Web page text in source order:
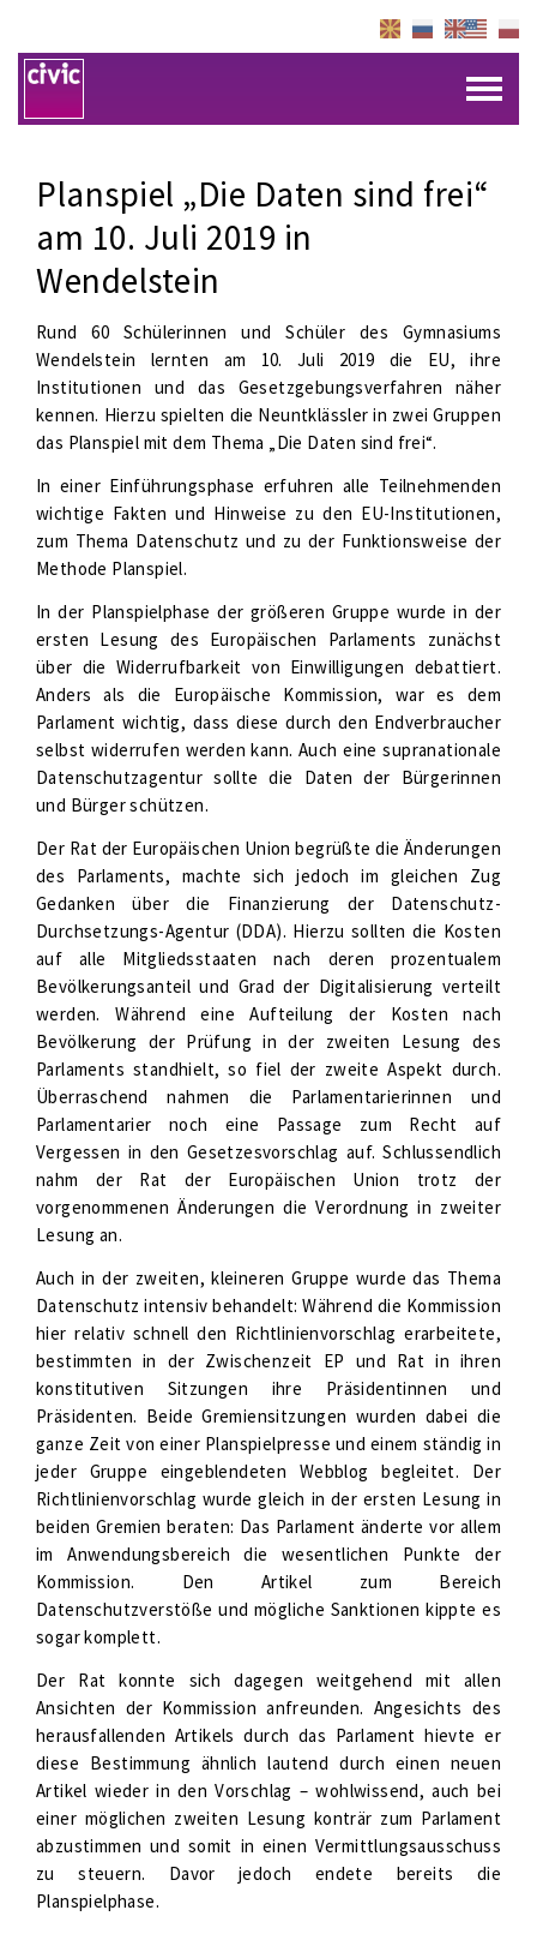
Planspiel „Die Daten sind frei“
am 10. Juli 2019 in
Wendelstein
Rund 60 Schülerinnen und Schüler des Gymnasiums
Wendelstein lernten am 10. Juli 2019 die EU, ihre
Institutionen und das Gesetzgebungsverfahren näher
kennen. Hierzu spielten die Neuntklässler in zwei Gruppen
das Planspiel mit dem Thema „Die Daten sind frei“.
In einer Einführungsphase erfuhren alle Teilnehmenden
wichtige Fakten und Hinweise zu den EU-Institutionen,
zum Thema Datenschutz und zu der Funktionsweise der
Methode Planspiel.
In der Planspielphase der größeren Gruppe wurde in der
ersten Lesung des Europäischen Parlaments zunächst
über die Widerrufbarkeit von Einwilligungen debattiert.
Anders als die Europäische Kommission, war es dem
Parlament wichtig, dass diese durch den Endverbraucher
selbst widerrufen werden kann. Auch eine supranationale
Datenschutzagentur sollte die Daten der Bürgerinnen
und Bürger schützen.
Der Rat der Europäischen Union begrüßte die Änderungen
des Parlaments, machte sich jedoch im gleichen Zug
Gedanken über die Finanzierung der Datenschutz-
Durchsetzungs-Agentur (DDA). Hierzu sollten die Kosten
auf alle Mitgliedsstaaten nach deren prozentualem
Bevölkerungsanteil und Grad der Digitalisierung verteilt
werden. Während eine Aufteilung der Kosten nach
Bevölkerung der Prüfung in der zweiten Lesung des
Parlaments standhielt, so fiel der zweite Aspekt durch.
Überraschend nahmen die Parlamentarierinnen und
Parlamentarier noch eine Passage zum Recht auf
Vergessen in den Gesetzesvorschlag auf. Schlussendlich
nahm der Rat der Europäischen Union trotz der
vorgenommenen Änderungen die Verordnung in zweiter
Lesung an.
Auch in der zweiten, kleineren Gruppe wurde das Thema
Datenschutz intensiv behandelt: Während die Kommission
hier relativ schnell den Richtlinienvorschlag erarbeitete,
bestimmten in der Zwischenzeit EP und Rat in ihren
konstitutiven Sitzungen ihre Präsidentinnen und
Präsidenten. Beide Gremiensitzungen wurden dabei die
ganze Zeit von einer Planspielpresse und einem ständig in
jeder Gruppe eingeblendeten Webblog begleitet. Der
Richtlinienvorschlag wurde gleich in der ersten Lesung in
beiden Gremien beraten: Das Parlament änderte vor allem
im Anwendungsbereich die wesentlichen Punkte der
Kommission. Den Artikel zum Bereich
Datenschutzverstöße und mögliche Sanktionen kippte es
sogar komplett.
Der Rat konnte sich dagegen weitgehend mit allen
Ansichten der Kommission anfreunden. Angesichts des
herausfallenden Artikels durch das Parlament hievte er
diese Bestimmung ähnlich lautend durch einen neuen
Artikel wieder in den Vorschlag – wohlwissend, auch bei
einer möglichen zweiten Lesung konträr zum Parlament
abzustimmen und somit in einen Vermittlungsausschuss
zu steuern. Davor jedoch endete bereits die
Planspielphase.